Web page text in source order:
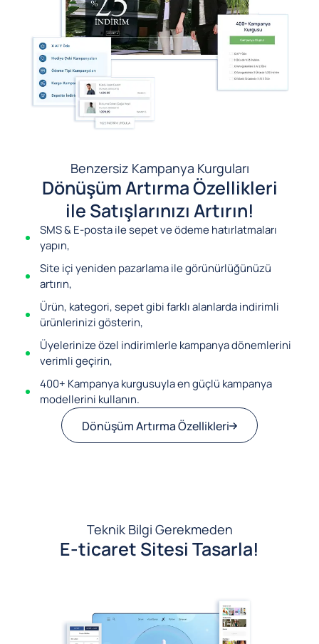
Benzersiz Kampanya Kurguları
Dönüşüm Artırma Özellikleri
ile Satışlarınızı Artırın!
SMS & E-posta ile sepet ve ödeme hatırlatmaları
yapın,
Site içi yeniden pazarlama ile görünürlüğünüzü
artırın,
Ürün, kategori, sepet gibi farklı alanlarda indirimli
ürünlerinizi gösterin,
Üyelerinize özel indirimlerle kampanya dönemlerini
verimli geçirin,
400+ Kampanya kurgusuyla en güçlü kampanya
modellerini kullanın.
Dönüşüm Artırma Özellikleri
Teknik Bilgi Gerekmeden
E-ticaret Sitesi Tasarla!